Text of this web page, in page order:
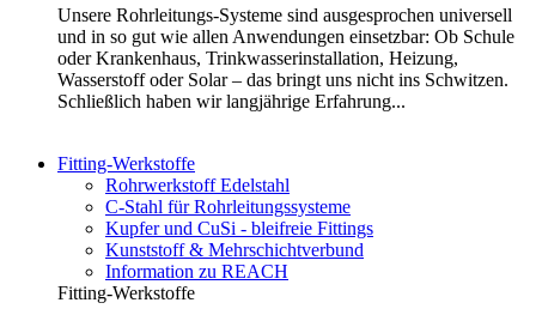
Unsere Rohrleitungs-Systeme sind ausgesprochen universell
und in so gut wie allen Anwendungen einsetzbar: Ob Schule
oder Krankenhaus, Trinkwasserinstallation, Heizung,
Wasserstoff oder Solar – das bringt uns nicht ins Schwitzen.
Schließlich haben wir langjährige Erfahrung...
Fitting-Werkstoffe
Rohrwerkstoff Edelstahl
C-Stahl für Rohrleitungssysteme
Kupfer und CuSi - bleifreie Fittings
Kunststoff & Mehrschichtverbund
Information zu REACH
Fitting-Werkstoffe